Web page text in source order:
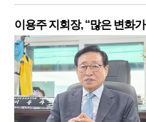
이용주 지회장, “많은 변화가